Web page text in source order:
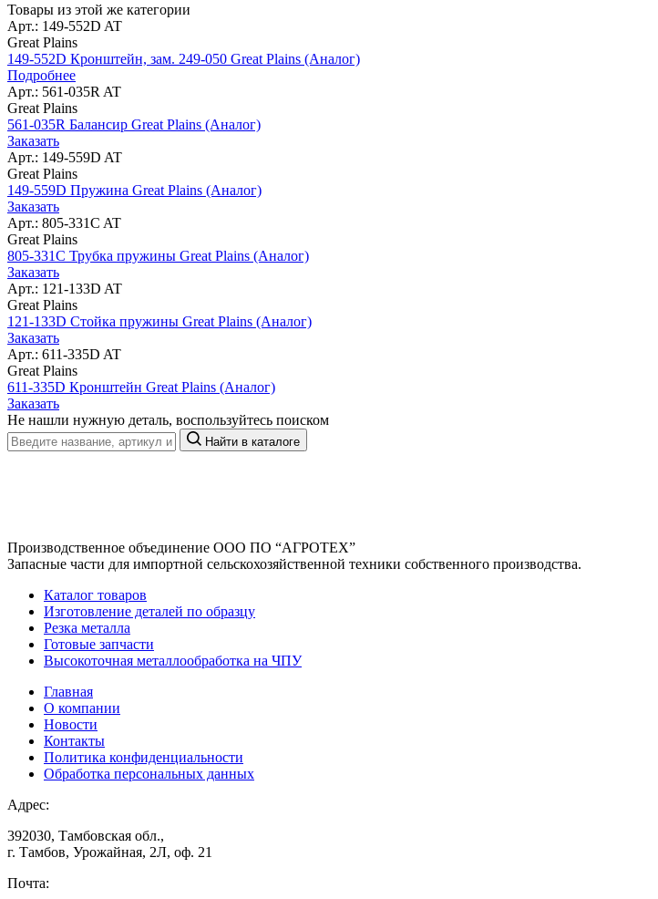
Товары из этой же категории
Арт.: 149-552D AT
Great Plains
149-552D Кронштейн, зам. 249-050 Great Plains (Аналог)
Подробнее
Арт.: 561-035R AT
Great Plains
561-035R Балансир Great Plains (Аналог)
Заказать
Арт.: 149-559D AT
Great Plains
149-559D Пружина Great Plains (Аналог)
Заказать
Арт.: 805-331C AT
Great Plains
805-331C Трубка пружины Great Plains (Аналог)
Заказать
Арт.: 121-133D AT
Great Plains
121-133D Стойка пружины Great Plains (Аналог)
Заказать
Арт.: 611-335D AT
Great Plains
611-335D Кронштейн Great Plains (Аналог)
Заказать
Не нашли нужную деталь, воспользуйтесь поиском
Найти в каталоге
Производственное объединение ООО ПО “АГРОТЕХ”
Запасные части для импортной сельскохозяйственной техники собственного производства.
Каталог товаров
Изготовление деталей по образцу
Резка металла
Готовые запчасти
Высокоточная металлообработка на ЧПУ
Главная
О компании
Новости
Контакты
Политика конфиденциальности
Обработка персональных данных
Адрес:
392030, Тамбовская обл.,
г. Тамбов, Урожайная, 2Л, оф. 21
Почта: